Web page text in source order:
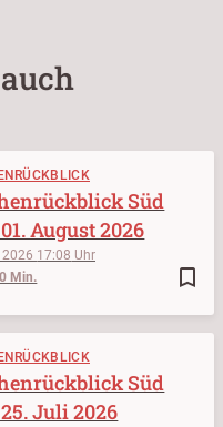
bookmark_border
17:08
Min.
Süd
August 2026
Süd
Juli 2026